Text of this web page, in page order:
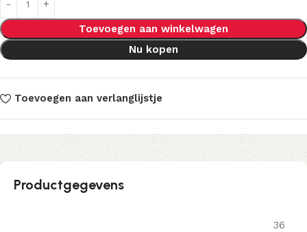
Toevoegen aan winkelwagen
Nu kopen
Toevoegen aan verlanglijstje
Productgegevens
36